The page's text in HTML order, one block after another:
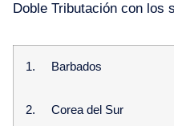
Doble Tributación con los
1. Barbados
2. Corea del Sur